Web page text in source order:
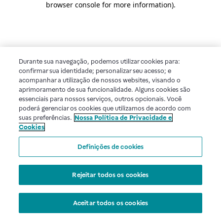
browser console for more information).
Durante sua navegação, podemos utilizar cookies para:
confirmar sua identidade; personalizar seu acesso; e
acompanhar a utilização de nossos websites, visando o
aprimoramento de sua funcionalidade. Alguns cookies são
essenciais para nossos serviços, outros opcionais. Você
poderá gerenciar os cookies que utilizamos de acordo com
suas preferências. Nossa Política de Privacidade e
Cookies
Definições de cookies
Rejeitar todos os cookies
Aceitar todos os cookies